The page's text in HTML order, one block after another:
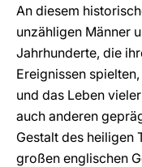
An diesem
unzähligen Männer
Jahrhunderte, die
Ereignissen
und das Leben
auch anderen
Gestalt des heiligen
großen englischen